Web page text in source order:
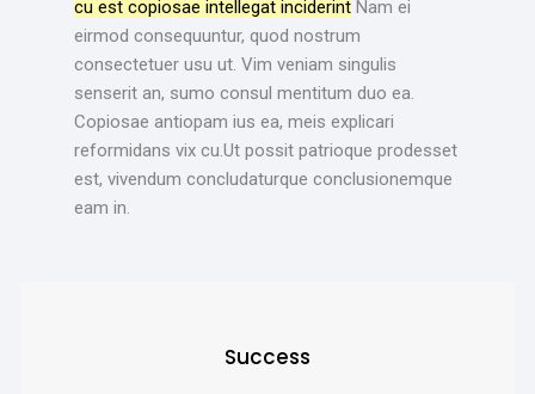
cu est copiosae intellegat inciderint Nam ei
eirmod consequuntur, quod nostrum
consectetuer usu ut. Vim veniam singulis
senserit an, sumo consul mentitum duo ea.
Copiosae antiopam ius ea, meis explicari
reformidans vix cu.Ut possit patrioque prodesset
est, vivendum concludaturque conclusionemque
eam in.
Success